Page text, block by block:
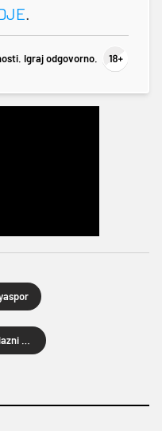
.
Igraj odgovorno.